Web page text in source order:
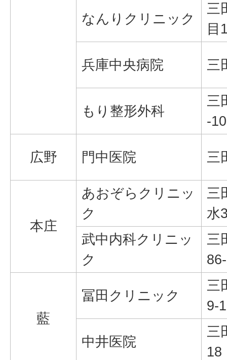
なんりクリニック
三
目
兵庫中央病院 三
もり整形外科
三
-10
広野 門中医院 三
本庄
あおぞらクリニッ
ク
三
水
武中内科クリニッ
ク
三
藍
冨田クリニック
三
9-1
中井医院
三
18